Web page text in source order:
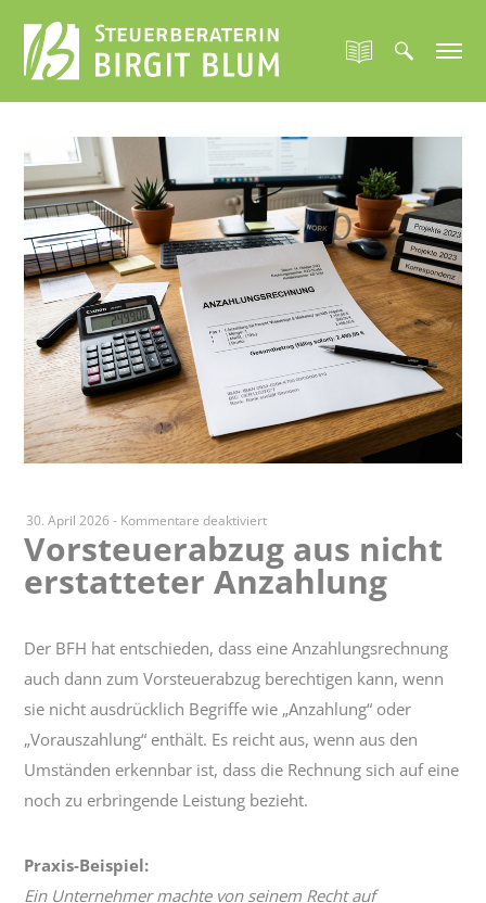
30. April 2026 - Kommentare deaktiviertfür
Vorsteuerabzug
aus
nicht
Anzahlung
Vorsteuerabzug aus nicht
erstatteter Anzahlung
Der BFH hat entschieden, dass eine Anzahlungsrechnung
auch dann zum Vorsteuerabzug berechtigen kann, wenn
sie nicht ausdrücklich Begriffe wie „Anzahlung“ oder
„Vorauszahlung“ enthält. Es reicht aus, wenn aus den
Umständen erkennbar ist, dass die Rechnung sich auf eine
noch zu erbringende Leistung bezieht.
Praxis-Beispiel:
Ein Unternehmer machte von seinem Recht auf